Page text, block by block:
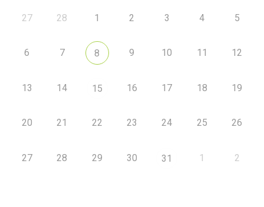
27 28 1 2 3 4 5
6 7 8 9 10 11 12
13 14 15 16 17 18 19
20 21 22 23 24 25 26
27 28 29 30 31 1 2